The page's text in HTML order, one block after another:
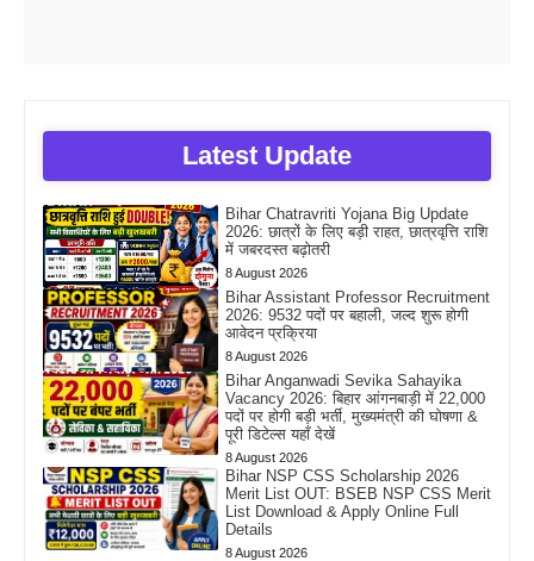
Latest Update
Bihar Chatravriti Yojana Big Update
2026: छात्रों के लिए बड़ी राहत, छात्रवृत्ति राशि
में जबरदस्त बढ़ोतरी
8 August 2026
Bihar Assistant Professor Recruitment
2026: 9532 पदों पर बहाली, जल्द शुरू होगी
आवेदन प्रक्रिया
8 August 2026
Bihar Anganwadi Sevika Sahayika
Vacancy 2026: बिहार आंगनबाड़ी में 22,000
पदों पर होगी बड़ी भर्ती, मुख्यमंत्री की घोषणा &
पूरी डिटेल्स यहाँ देखें
8 August 2026
Bihar NSP CSS Scholarship 2026
Merit List OUT: BSEB NSP CSS Merit
List Download & Apply Online Full
Details
8 August 2026